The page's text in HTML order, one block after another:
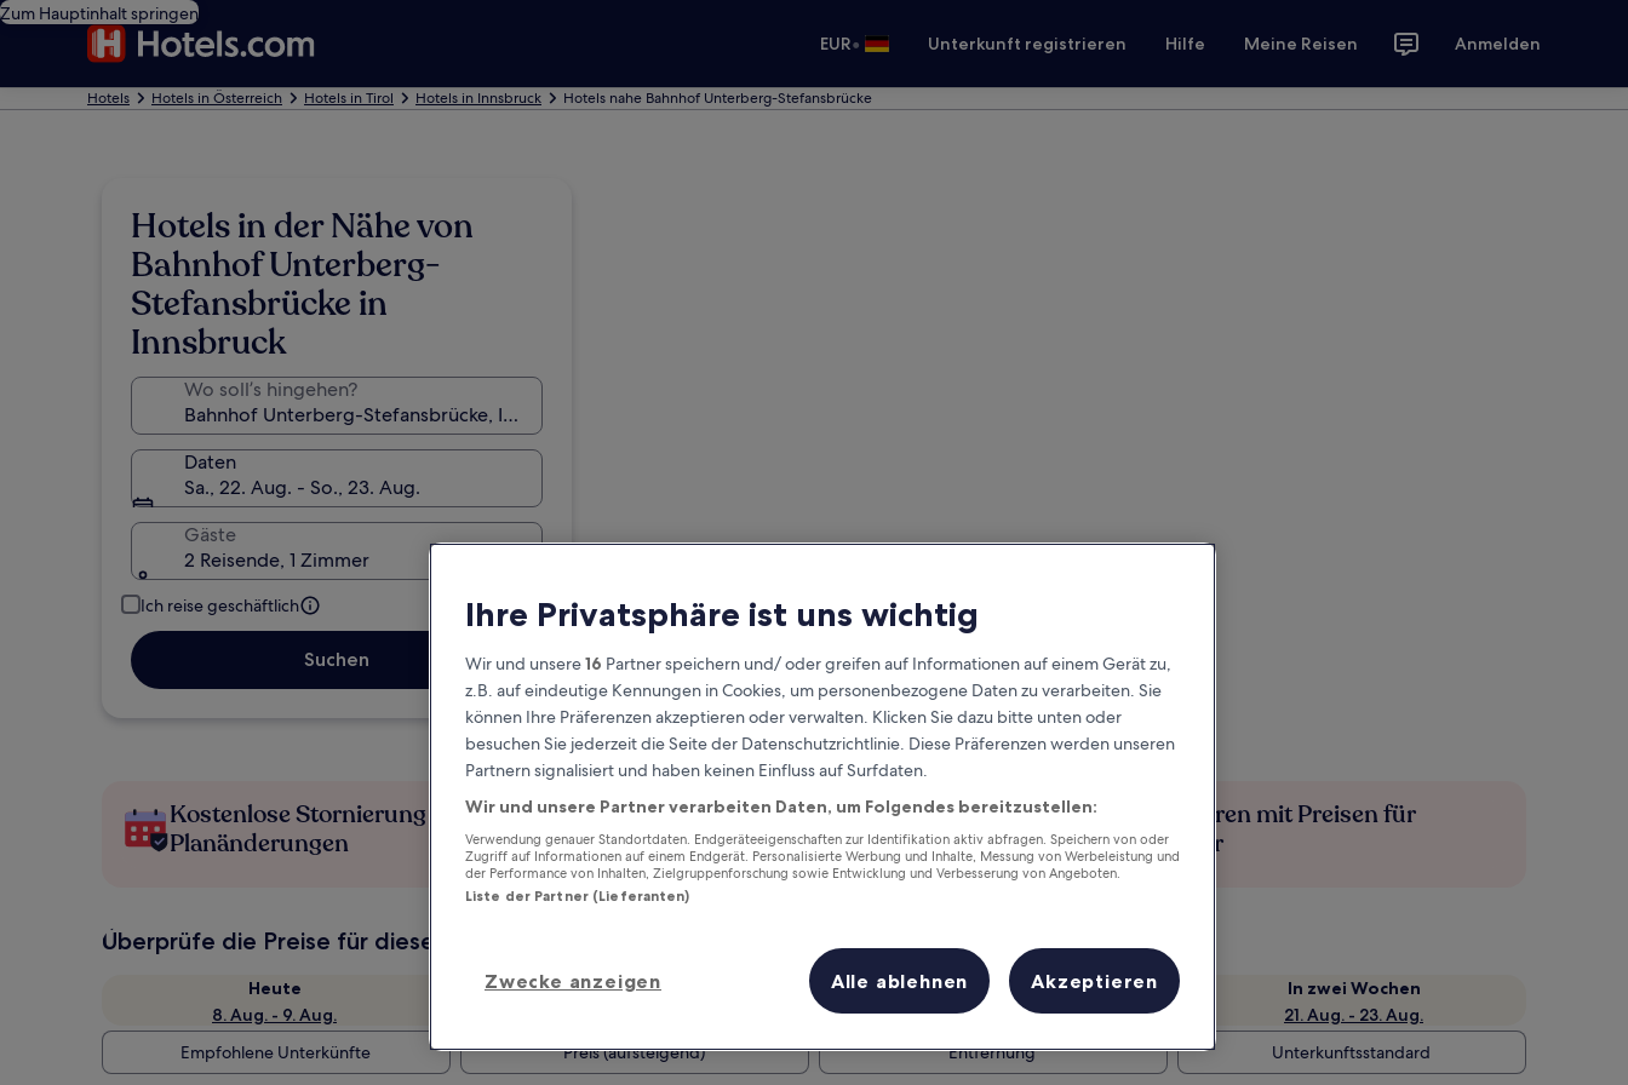
Zum Hauptinhalt springen
EUR• Unterkunft registrieren Hilfe Meine Reisen Anmelden
Hotels Hotels in Österreich Hotels in Tirol Hotels in Innsbruck Hotels nahe Bahnhof Unterberg-Stefansbrücke
Hotels in der Nähe von
Bahnhof Unterberg-
Stefansbrücke in
Innsbruck
Wo soll’s hingehen?
Daten
Sa., 22. Aug. - So., 23. Aug.
Gäste
2 Reisende, 1 Zimmer
Ich reise geschäftlich
Suchen
Kostenlose Stornierung bei
Planänderungen
Verdiene Prämien für jede
wahrgenommene Übernachtung
Mehr sparen mit Preisen für
Mitglieder
Überprüfe die Preise für diese Daten
Heute
8. Aug. - 9. Aug.
Morgen
Nächstes Wochenende
14. Aug. - 16. Aug.
In zwei Wochen
21. Aug. - 23. Aug.
Empfohlene Unterkünfte
Preis (aufsteigend) Entfernung Unterkunftsstandard
Ihre Privatsphäre ist uns wichtig
Wir und unsere16 Partner speichern und/ oder greifen auf Informationen auf einem Gerät zu,
z.B. auf eindeutige Kennungen in Cookies, um personenbezogene Daten zu verarbeiten. Sie
können Ihre Präferenzen akzeptieren oder verwalten. Klicken Sie dazu bitte unten oder
besuchen Sie jederzeit die Seite der Datenschutzrichtlinie. Diese Präferenzen werden unseren
Partnern signalisiert und haben keinen Einfluss auf Surfdaten.
Wir und unsere Partner verarbeiten Daten, um Folgendes bereitzustellen:
Verwendung genauer Standortdaten. Endgeräteeigenschaften zur Identifikation aktiv abfragen. Speichern von oder
Zugriff auf Informationen auf einem Endgerät. Personalisierte Werbung und Inhalte, Messung von Werbeleistung und
der Performance von Inhalten, Zielgruppenforschung sowie Entwicklung und Verbesserung von Angeboten.
Liste der Partner (Lieferanten)
Zwecke anzeigen Alle ablehnen Akzeptieren